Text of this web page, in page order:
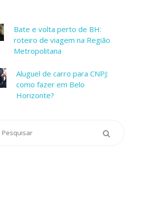
Bate e volta perto de BH:
roteiro de viagem na Região
Metropolitana
Aluguel de carro para CNPJ:
como fazer em Belo
Horizonte?